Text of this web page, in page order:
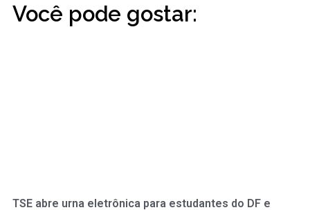
Você pode gostar:
TSE abre urna eletrônica para estudantes do DF e